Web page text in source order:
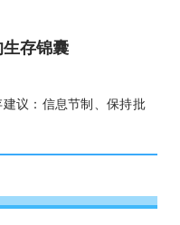
存锦囊
议：信息节制、保持批